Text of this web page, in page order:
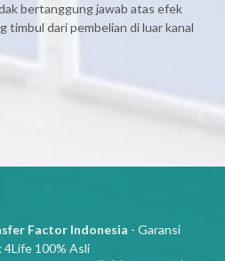
bertanggung jawab atas efek
timbul dari pembelian di luar kanal
Factor Indonesia - Garansi
4Life 100% Asli